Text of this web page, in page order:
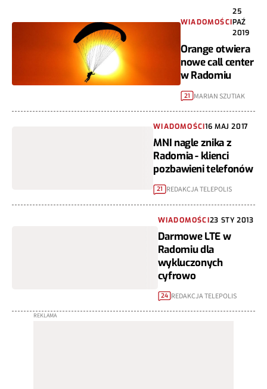
WIADOMOŚCI
25
PAŹ
2019
Orange otwiera
nowe call center
w Radomiu
21 MARIAN SZUTIAK
WIADOMOŚCI16 MAJ 2017
MNI nagle znika z
Radomia - klienci
pozbawieni telefonów
21 REDAKCJA TELEPOLIS
WIADOMOŚCI23 STY 2013
Darmowe LTE w
Radomiu dla
wykluczonych
cyfrowo
24 REDAKCJA TELEPOLIS